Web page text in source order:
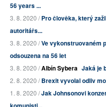
56 years ...
3. 8. 2020 /Pro člověka, který
autoritářs...
3. 8. 2020 /Ve vykonstruovaném
odsouzena na 56 let
3. 8. 2020 /Albín Sybera Jaká je
2. 8. 2020 /Brexit vyvolal odliv
1. 8. 2020 /Jak Johnsonovi